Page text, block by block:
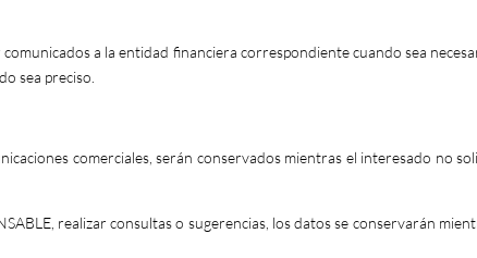
a la entidad financiera correspondiente cuando sea
sea preciso.
comerciales, serán conservados mientras el interesado no
realizar consultas o sugerencias, los datos se conservarán